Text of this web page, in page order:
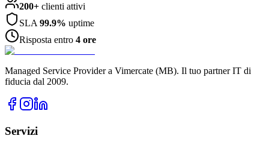
200+ clienti attivi
SLA 99.9% uptime
Risposta entro 4 ore
Managed Service Provider a Vimercate (MB). Il tuo partner IT di
fiducia dal 2009.
Servizi